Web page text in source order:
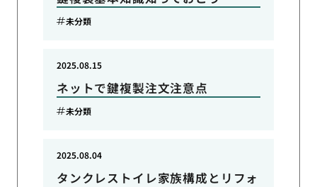
未分類
ネットで鍵複製注文注意点
2025.08.15
未分類
タンクレストイレ家族構成とリフォ
2025.08.04